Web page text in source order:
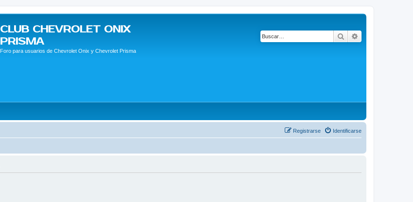
CLUB CHEVROLET ONIX
PRISMA
Foro para usuarios de Chevrolet Onix y Chevrolet Prisma
Buscar
Identificarse
Registrarse